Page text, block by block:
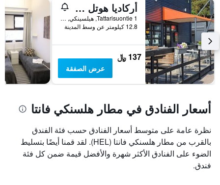
أركاديا هوتل آند هوستل
Tattarisuontie 1, هيلسينكي, Uusimaa, فنلندا
12.8 كيلومتر عن وسط المدينة
137 ﷼
عرض الصفقة
أسعار الفنادق في مطار هلسنكي فانتا
نظرة عامة على متوسط أسعار الفنادق حسب فئة الفندق
بالقرب من مطار هلسنكي فانتا (HEL). لقد قمنا أيضًا بتسليط
الضوء على الفنادق الأكثر شهرة والأفضل قيمة ضمن كل فئة
فندق.